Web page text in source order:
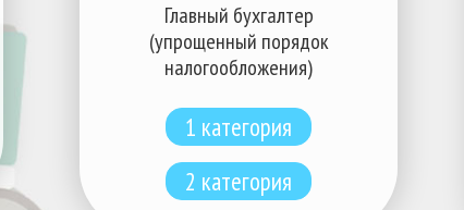
Главный бухгалтер
(упрощенный порядок
налогообложения)
1 категория
2 категория